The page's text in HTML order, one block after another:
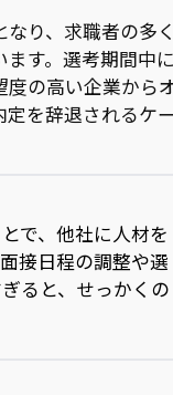
なり、求職者の多
す。選考期間中
度の高い企業から
定を辞退されるケ
で、他社に人材を
接日程の調整や選
ると、せっかくの